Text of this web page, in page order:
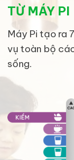
TỪ MÁY PI
Máy Pi tạo ra
vụ toàn bộ
sống.